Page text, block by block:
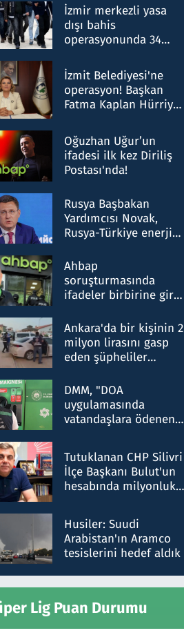
hakkında gözaltı kararı
İzmir merkezli yasa
dışı bahis
operasyonunda 34
Milyar liralık para
trafiği tespit edildi
İzmit Belediyesi'ne
operasyon! Başkan
Fatma Kaplan Hürriyet
Oğuzhan Uğur’un
ifadesi ilk kez Diriliş
Postası'nda!
Rusya Başbakan
Yardımcısı Novak,
Rusya-Türkiye enerji
nitelikte olduğunu
belirtti
Ahbap
soruşturmasında
ifadeler birbirine girdi:
ifadelerinden ortaya
çıkan tablo şok etti
Ankara'da bir kişinin 2
milyon lirasını gasp
eden şüpheliler
DMM, "DOA
uygulamasında
vatandaşlara ödenen
düşürüldüğü" iddiasını
yalanladı
Tutuklanan CHP Silivri
İlçe Başkanı Bulut'un
hesabında milyonluk
talimat verdi, ben
gönderdim
Husiler: Suudi
Arabistan'ın Aramco
tesislerini hedef aldık
Lig Puan Durumu